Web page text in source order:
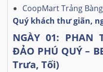
CoopMart Trảng
Quý khách thư giãn,
NGÀY 01: PHAN
ĐẢO PHÚ QUÝ –
Trưa, Tối)